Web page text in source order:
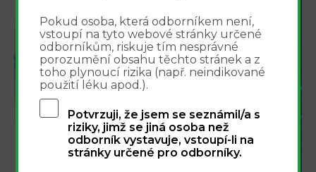
16.9.2026
Pokud osoba, která odborníkem není,
vstoupí na tyto webové stránky určené
odborníkům, riskuje tím nesprávné
porozumění obsahu těchto stránek a z
toho plynoucí rizika (např. neindikované
použití léku apod.).
Potvrzuji, že jsem se seznámil/a s
riziky, jimž se jiná osoba než
odborník vystavuje, vstoupí-li na
stránky určené pro odborníky.